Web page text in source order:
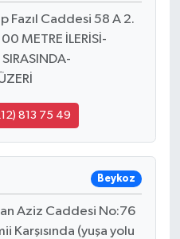
Fazıl Caddesi 58 A 2.
METRE İLERİSİ-
813 75 49
Beykoz
Aziz Caddesi No:76
Karşısında (yuşa yolu